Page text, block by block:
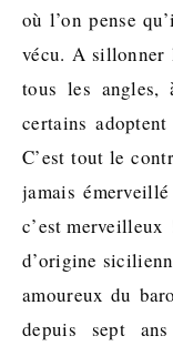
où l’on pense
vécu. A sillonner
tous les
certains
C’est tout le
jamais
c’est merveilleux
d’origine
amoureux du
depuis sept